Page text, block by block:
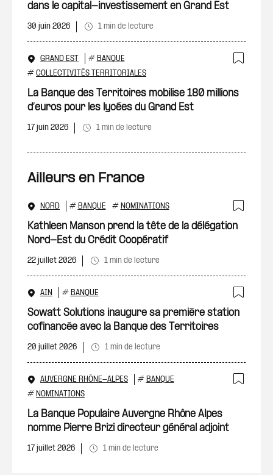
dans le capital-investissement en Grand Est
30 juin 2026 1 min de lecture
GRAND EST # BANQUE
# COLLECTIVITÉS TERRITORIALES
La Banque des Territoires mobilise 180 millions
d’euros pour les lycées du Grand Est
17 juin 2026 1 min de lecture
Ailleurs en France
NORD # BANQUE # NOMINATIONS
Kathleen Manson prend la tête de la délégation
Nord-Est du Crédit Coopératif
22 juillet 2026 1 min de lecture
AIN # BANQUE
Sowatt Solutions inaugure sa première station
cofinancée avec la Banque des Territoires
20 juillet 2026 1 min de lecture
AUVERGNE RHÔNE-ALPES # BANQUE
# NOMINATIONS
La Banque Populaire Auvergne Rhône Alpes
nomme Pierre Brizi directeur général adjoint
17 juillet 2026 1 min de lecture